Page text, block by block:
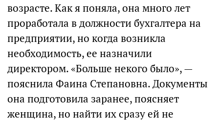
возрасте. Как я поняла, она много лет
проработала в должности бухгалтера на
предприятии, но когда возникла
необходимость, ее назначили
директором. «Больше некого было», —
пояснила Фаина Степановна. Документы
она подготовила заранее, поясняет
женщина, но найти их сразу ей не